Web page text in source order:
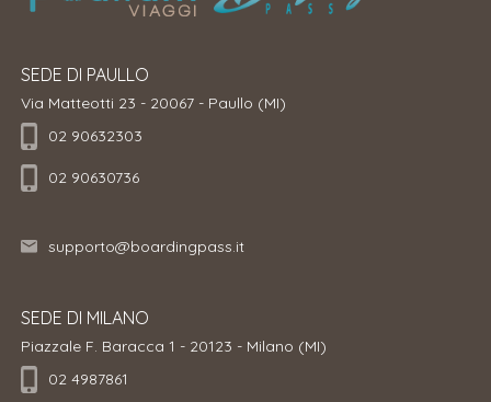
SEDE DI PAULLO
Via Matteotti 23 - 20067 - Paullo (MI)
02 90632303
02 90630736
supporto@boardingpass.it
SEDE DI MILANO
Piazzale F. Baracca 1 - 20123 - Milano (MI)
02 4987861